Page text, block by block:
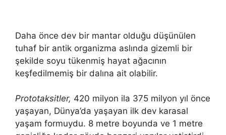
Daha önce dev bir mantar olduğu düşünülen
tuhaf bir antik organizma aslında gizemli bir
şekilde soyu tükenmiş hayat ağacının
keşfedilmemiş bir dalına ait olabilir.
Prototaksitler, 420 milyon ila 375 milyon yıl önce
yaşayan, Dünya’da yaşayan ilk dev karasal
yaşam formuydu. 8 metre boyunda ve 1 metre